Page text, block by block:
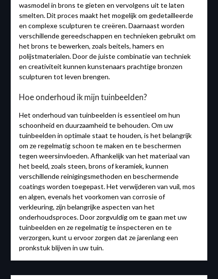
wasmodel in brons te gieten en vervolgens uit te laten
smelten. Dit proces maakt het mogelijk om gedetailleerde
en complexe sculpturen te creëren. Daarnaast worden
verschillende gereedschappen en technieken gebruikt om
het brons te bewerken, zoals beitels, hamers en
polijstmaterialen. Door de juiste combinatie van techniek
en creativiteit kunnen kunstenaars prachtige bronzen
sculpturen tot leven brengen.
Hoe onderhoud ik mijn tuinbeelden?
Het onderhoud van tuinbeelden is essentieel om hun
schoonheid en duurzaamheid te behouden. Om uw
tuinbeelden in optimale staat te houden, is het belangrijk
om ze regelmatig schoon te maken en te beschermen
tegen weersinvloeden. Afhankelijk van het materiaal van
het beeld, zoals steen, brons of keramiek, kunnen
verschillende reinigingsmethoden en beschermende
coatings worden toegepast. Het verwijderen van vuil, mos
en algen, evenals het voorkomen van corrosie of
verkleuring, zijn belangrijke aspecten van het
onderhoudsproces. Door zorgvuldig om te gaan met uw
tuinbeelden en ze regelmatig te inspecteren en te
verzorgen, kunt u ervoor zorgen dat ze jarenlang een
pronkstuk blijven in uw tuin.